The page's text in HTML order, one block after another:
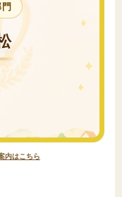
内はこちら